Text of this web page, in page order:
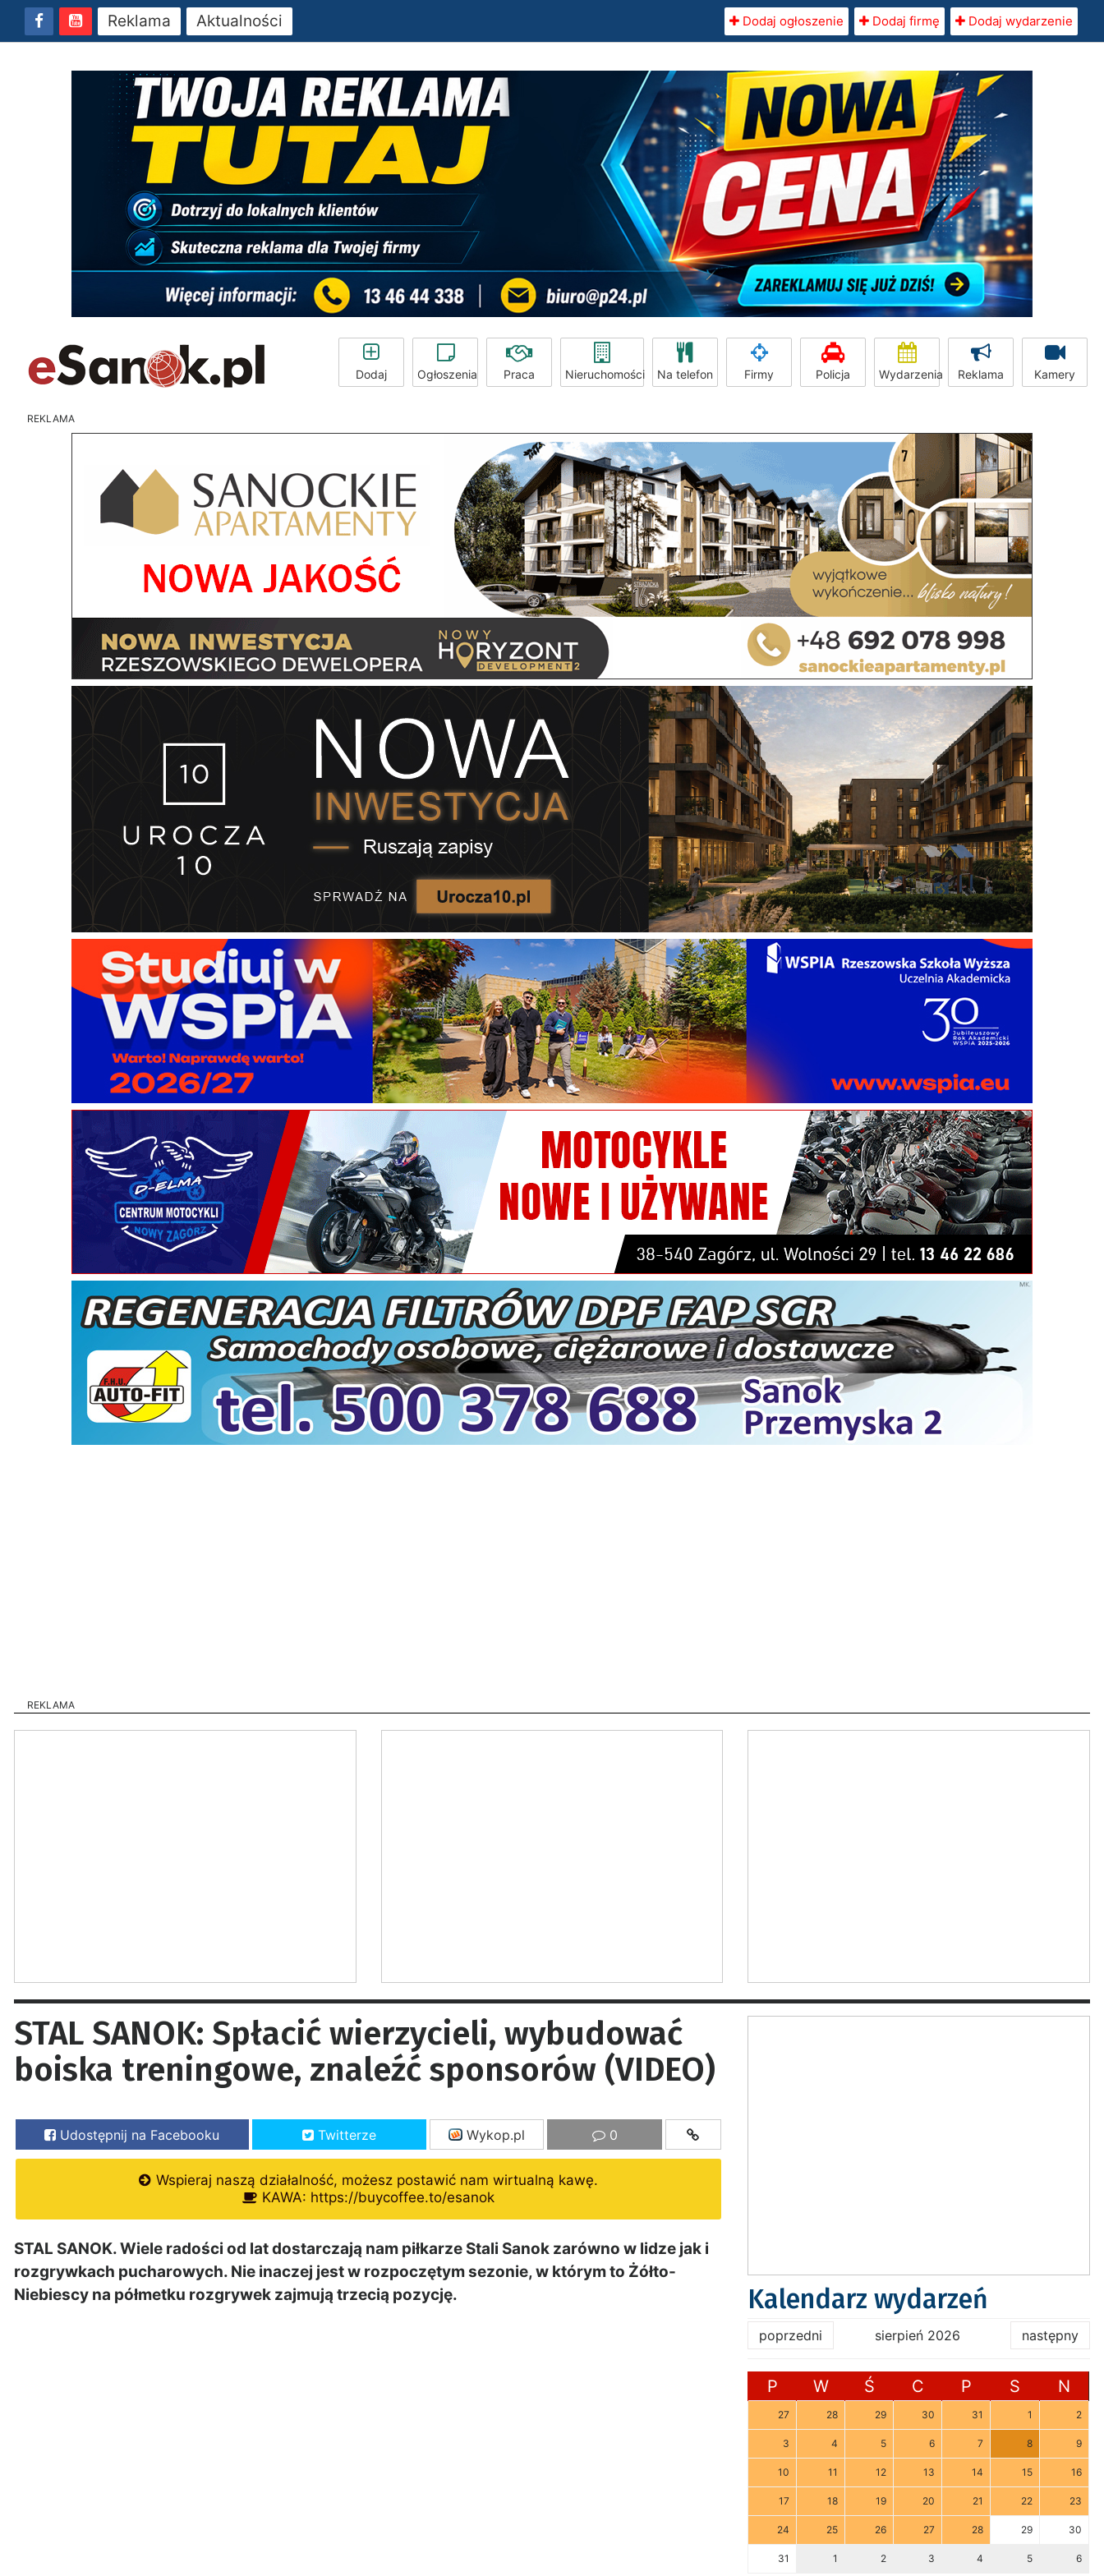
Reklama Aktualności Dodaj ogłoszenie Dodaj firmę Dodaj wydarzenie
Dodaj Ogłoszenia Praca Nieruchomości Na telefon Firmy Policja Wydarzenia Reklama Kamery
REKLAMA
REKLAMA
STAL SANOK: Spłacić wierzycieli, wybudować
boiska treningowe, znaleźć sponsorów (VIDEO)
Udostępnij na Facebooku Twitterze Wykop.pl 0
Wspieraj naszą działalność, możesz postawić nam wirtualną kawę.
KAWA: https://buycoffee.to/esanok
STAL SANOK. Wiele radości od lat dostarczają nam piłkarze Stali Sanok zarówno w lidze jak i
rozgrywkach pucharowych. Nie inaczej jest w rozpoczętym sezonie, w którym to Żółto-
Niebiescy na półmetku rozgrywek zajmują trzecią pozycję.
Kalendarz wydarzeń
poprzedni sierpień 2026 następny
P W Ś C P S N
27 28 29 30 31 1 2
3 4 5 6 7 8 9
10 11 12 13 14 15 16
17 18 19 20 21 22 23
24 25 26 27 28 29 30
31 1 2 3 4 5 6